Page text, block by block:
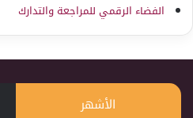
الفضاء الرقمي للمراجعة والتدارك
الأشهر